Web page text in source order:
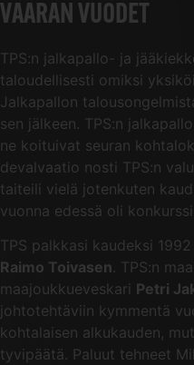
VAARAN VUODET
TPS:n jalkapallo- ja
taloudellisesti omiksi
Jalkapallon
sen jälkeen. TPS:n
ne koituivat seuran
devalvaatio nosti TPS:n
taiteili vielä jotenkuten
vuonna edessä oli
TPS palkkasi kaudeksi
Raimo Toivasen. TPS:n
maajoukkueveskari Petri
johtotehtäviin kymmentä
kohtalaisen alkukauden,
tyvipäätä. Paluut tehneet